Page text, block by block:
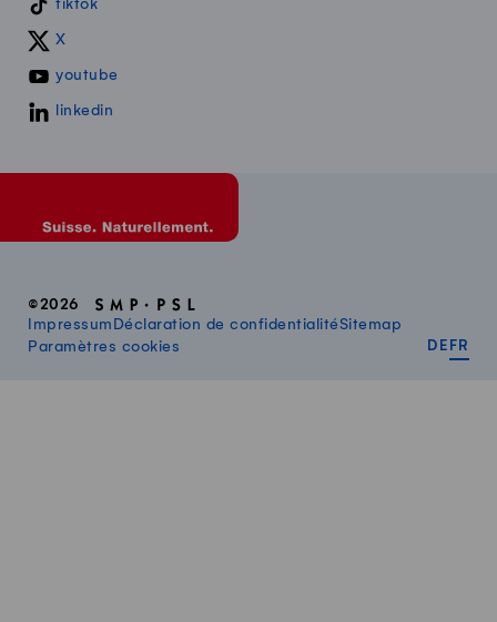
tiktok
X
youtube
linkedin
©2026
Impressum Déclaration de confidentialitéSitemap
Paramètres cookies
DE FR